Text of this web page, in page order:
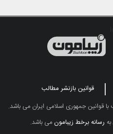
قوانین بازنشر مطالب
قوانین جمهوری اسلامی ایران می باشد.
رسانه برخط زیبامونمی باشد.